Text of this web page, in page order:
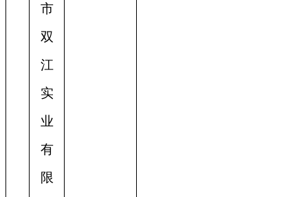
市
双
江
实
业
有
限